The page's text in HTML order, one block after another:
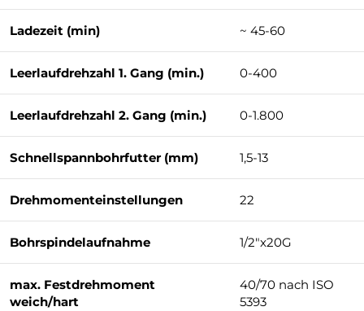
Ladezeit (min) ~ 45-60
Leerlaufdrehzahl 1. Gang (min.) 0-400
Leerlaufdrehzahl 2. Gang (min.) 0-1.800
Schnellspannbohrfutter (mm) 1,5-13
Drehmomenteinstellungen 22
Bohrspindelaufnahme 1/2″x20G
max. Festdrehmoment
weich/hart
40/70 nach ISO
5393